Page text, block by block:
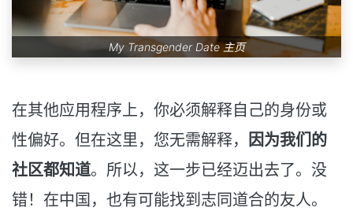
My Transgender Date 主页
在其他应用程序上，你必须解释自己的身份或
性偏好。但在这里，您无需解释，
因为我们的
社区都知道。所以，这一步已经迈出去了。没
错！在中国，也有可能找到志同道合的友人。